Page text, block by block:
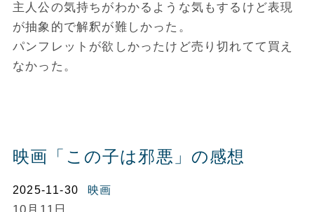
主人公の気持ちがわかるような気もするけど表現
が抽象的で解釈が難しかった。
パンフレットが欲しかったけど売り切れてて買え
なかった。
映画「この子は邪悪」の感想
2025-11-30 映画